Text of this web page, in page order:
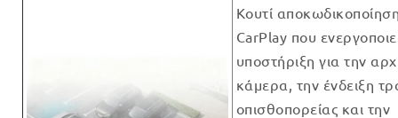
Κουτί
CarPlay που
υποστήριξη για την
κάμερα, την ένδειξη
οπισθοπορείας και την